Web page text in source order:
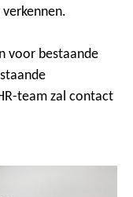
voor bestaande
team zal contact